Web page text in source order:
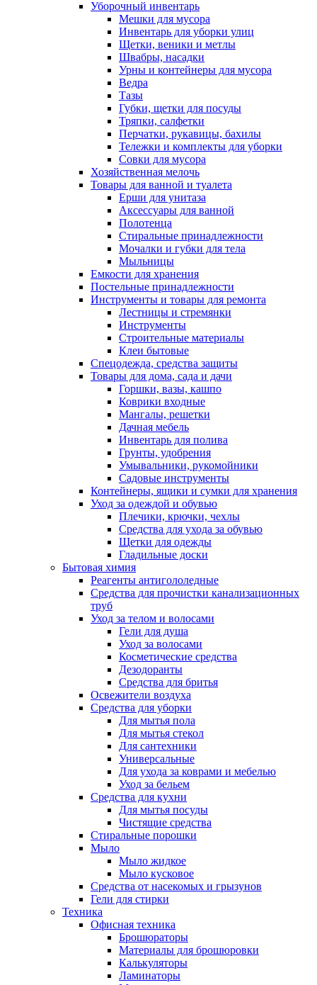
Уборочный инвентарь
Мешки для мусора
Инвентарь для уборки улиц
Щетки, веники и метлы
Швабры, насадки
Урны и контейнеры для мусора
Ведра
Тазы
Губки, щетки для посуды
Тряпки, салфетки
Перчатки, рукавицы, бахилы
Тележки и комплекты для уборки
Совки для мусора
Хозяйственная мелочь
Товары для ванной и туалета
Ерши для унитаза
Аксессуары для ванной
Полотенца
Стиральные принадлежности
Мочалки и губки для тела
Мыльницы
Емкости для хранения
Постельные принадлежности
Инструменты и товары для ремонта
Лестницы и стремянки
Инструменты
Строительные материалы
Клеи бытовые
Спецодежда, средства защиты
Товары для дома, сада и дачи
Горшки, вазы, кашпо
Коврики входные
Мангалы, решетки
Дачная мебель
Инвентарь для полива
Грунты, удобрения
Умывальники, рукомойники
Садовые инструменты
Контейнеры, ящики и сумки для хранения
Уход за одеждой и обувью
Плечики, крючки, чехлы
Средства для ухода за обувью
Щетки для одежды
Гладильные доски
Бытовая химия
Реагенты антигололедные
Средства для прочистки канализационных
труб
Уход за телом и волосами
Гели для душа
Уход за волосами
Косметические средства
Дезодоранты
Средства для бритья
Освежители воздуха
Средства для уборки
Для мытья пола
Для мытья стекол
Для сантехники
Универсальные
Для ухода за коврами и мебелью
Уход за бельем
Средства для кухни
Для мытья посуды
Чистящие средства
Стиральные порошки
Мыло
Мыло жидкое
Мыло кусковое
Средства от насекомых и грызунов
Гели для стирки
Техника
Офисная техника
Брошюраторы
Материалы для брошюровки
Калькуляторы
Ламинаторы